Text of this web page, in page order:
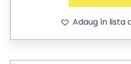
Adaug în lista